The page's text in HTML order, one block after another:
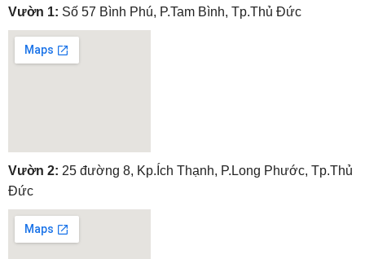
Vườn 1: Số 57 Bình Phú, P.Tam Bình, Tp.Thủ Đức
embedgooglemap.net
Vườn 2: 25 đường 8, Kp.Ích Thạnh, P.Long Phước, Tp.Thủ
Đức